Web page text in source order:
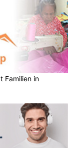
Familien in